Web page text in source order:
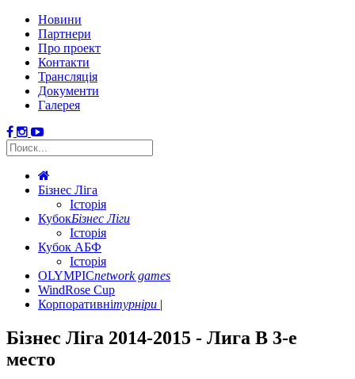
Новини
Партнери
Про проект
Контакти
Трансляція
Документи
Галерея
Бізнес Ліга
Історія
КубокБізнес Ліги
Історія
Кубок АБФ
Історія
OLYMPICnetwork games
WindRose Cup
Корпоративнітурніри
Бізнес Ліга 2014-2015 - Лига B 3-е
место